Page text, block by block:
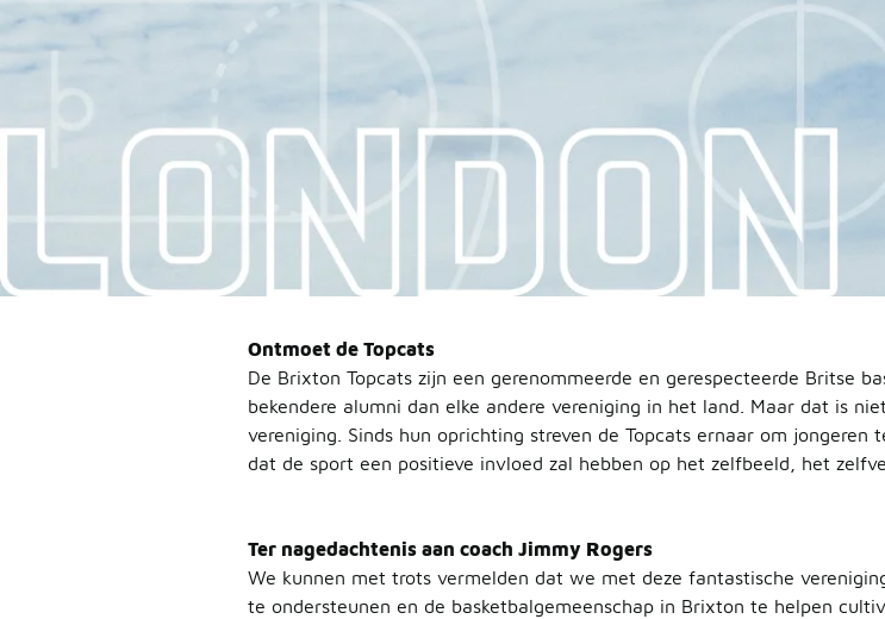
Ontmoet de Topcats
De Brixton Topcats zijn een gerenommeerde en gerespecteerde Britse
bekendere alumni dan elke andere vereniging in het land. Maar dat is
vereniging. Sinds hun oprichting streven de Topcats ernaar om
dat de sport een positieve invloed zal hebben op het zelfbeeld, het
Ter nagedachtenis aan coach Jimmy Rogers
We kunnen met trots vermelden dat we met deze fantastische
te ondersteunen en de basketbalgemeenschap in Brixton te helpen